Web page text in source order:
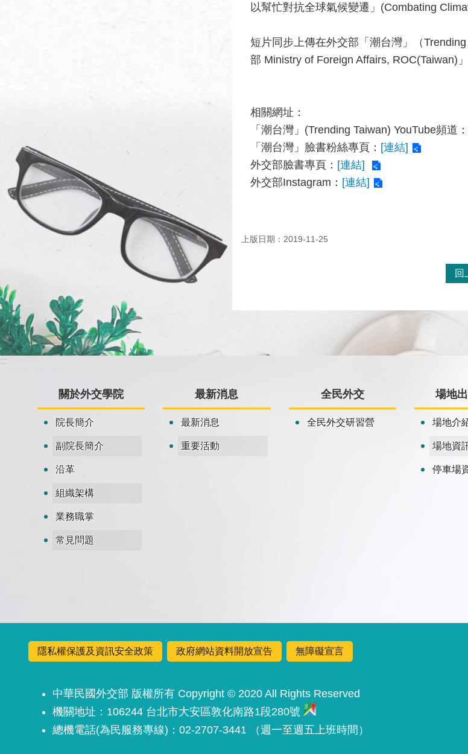
以幫忙對抗全球氣候變遷」(Combating
短片同步上傳在外交部「潮台灣」（
部 Ministry of Foreign Affairs, ROC(Taiwan)
相關網址：
「潮台灣」(Trending Taiwan) YouTube頻道：
「潮台灣」臉書粉絲專頁： [連結]
外交部臉書專頁： [連結]
外交部Instagram： [連結]
上版日期：2019-11-25
回
:::
關於外交學院
院長簡介
副院長簡介
沿革
組織架構
業務職掌
常見問題
最新消息
最新消息
重要活動
全民外交
全民外交研習營
場地
場地介
場地資
停車場
隱私權保護及資訊安全政策 政府網站資料開放宣告 無障礙宣言
中華民國外交部 版權所有 Copyright © 2020 All Rights Reserved
機關地址：106244 台北市大安區敦化南路1段280號
總機電話(為民服務專線)：02-2707-3441 （週一至週五上班時間）